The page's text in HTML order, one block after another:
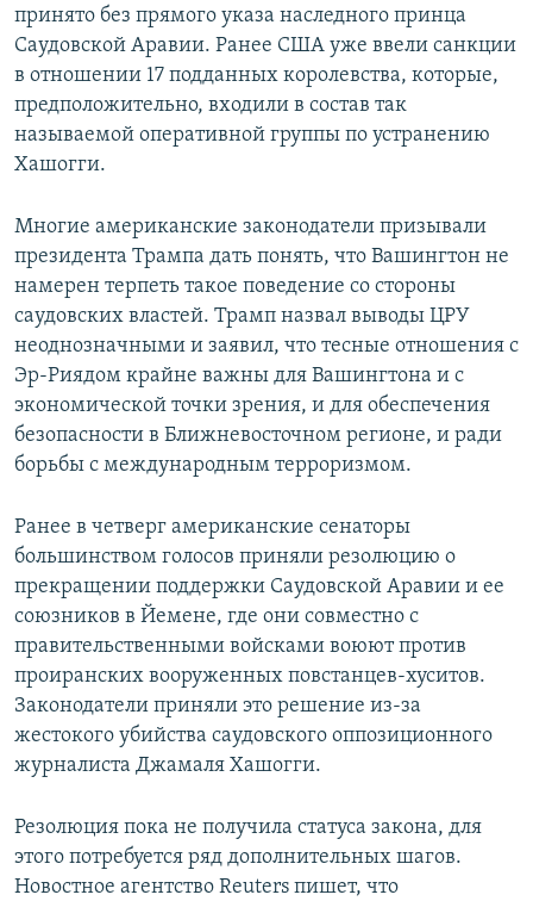
принято без прямого указа наследного принца
Саудовской Аравии. Ранее США уже ввели санкции
в отношении 17 подданных королевства, которые,
предположительно, входили в состав так
называемой оперативной группы по устранению
Хашогги.
Многие американские законодатели призывали
президента Трампа дать понять, что Вашингтон не
намерен терпеть такое поведение со стороны
саудовских властей. Трамп назвал выводы ЦРУ
неоднозначными и заявил, что тесные отношения с
Эр-Риядом крайне важны для Вашингтона и с
экономической точки зрения, и для обеспечения
безопасности в Ближневосточном регионе, и ради
борьбы с международным терроризмом.
Ранее в четверг американские сенаторы
большинством голосов приняли резолюцию о
прекращении поддержки Саудовской Аравии и ее
союзников в Йемене, где они совместно с
правительственными войсками воюют против
проиранских вооруженных повстанцев-хуситов.
Законодатели приняли это решение из-за
жестокого убийства саудовского оппозиционного
журналиста Джамаля Хашогги.
Резолюция пока не получила статуса закона, для
этого потребуется ряд дополнительных шагов.
Новостное агентство Reuters пишет, что